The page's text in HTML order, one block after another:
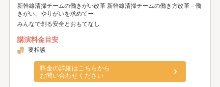
新幹線清掃チームの働きがい改革 新幹線清掃チームの働き方改革－働
きがい、やりがいを求めてー
みんなで創る安全とおもてなし
講演料金目安
要相談
料金の詳細はこちらから
お問い合わせください